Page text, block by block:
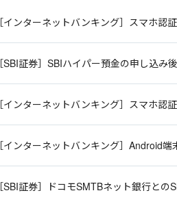
［インターネットバンキング］スマホ認
［SBI証券］SBIハイパー預金の申し込
［インターネットバンキング］スマホ認
［インターネットバンキング］Android
［SBI証券］ドコモSMTBネット銀行と